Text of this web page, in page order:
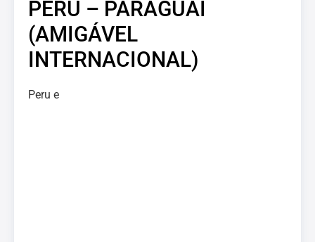
PERU – PARAGUAI
(AMIGÁVEL
INTERNACIONAL)
Peru e